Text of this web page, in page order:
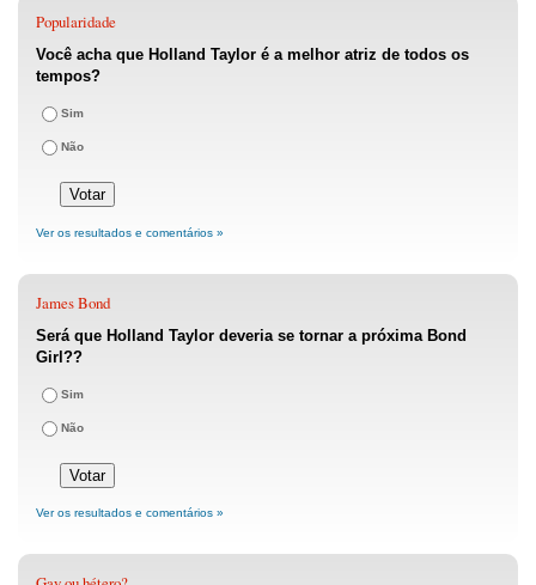
Popularidade
Você acha que Holland Taylor é a melhor atriz de todos os
tempos?
Sim
Não
Ver os resultados e comentários »
James Bond
Será que Holland Taylor deveria se tornar a próxima Bond
Girl??
Sim
Não
Ver os resultados e comentários »